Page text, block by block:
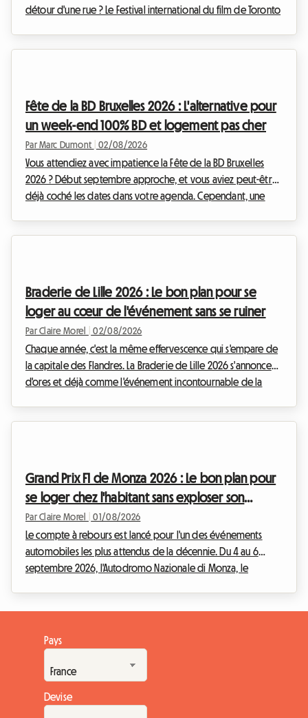
détour d'une rue ? Le Festival international du film de Toronto
est crucial de trouver un pied-à-terre con...
Fête de la BD Bruxelles 2026 : L'alternative pour
un week-end 100% BD et logement pas cher
Par Marc Dumont 02/08/2026
Vous attendiez avec impatience la Fête de la BD Bruxelles
2026 ? Début septembre approche, et vous aviez peut-être
déjà coché les dates dans votre agenda. Cependant, une
vous explique comment transformer cette déce...
Braderie de Lille 2026 : Le bon plan pour se
loger au cœur de l'événement sans se ruiner
Par Claire Morel 02/08/2026
Chaque année, c'est la même effervescence qui s'empare de
la capitale des Flandres. La Braderie de Lille 2026 s'annonce
d'ores et déjà comme l'événement incontournable de la
devient très vite un véritable pa...
Grand Prix F1 de Monza 2026 : Le bon plan pour
se loger chez l'habitant sans exploser son
budget
Par Claire Morel 01/08/2026
Le compte à rebours est lancé pour l'un des événements
automobiles les plus attendus de la décennie. Du 4 au 6
septembre 2026, l'Autodromo Nazionale di Monza, le
Lombardie pour vibrer au rythme des moteurs. Mais si le
spectacle sur la piste promet d'être grandiose, la
préparation du voyage peut vite se transformer en ...
Pays
Devise